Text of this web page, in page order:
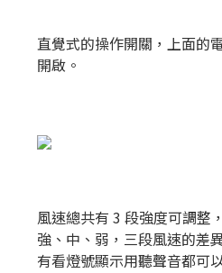
直覺式的操作開關，上面的
開啟。
風速總共有 3 段強度可調整
強、中、弱，三段風速的差
有看燈號顯示用聽聲音都可